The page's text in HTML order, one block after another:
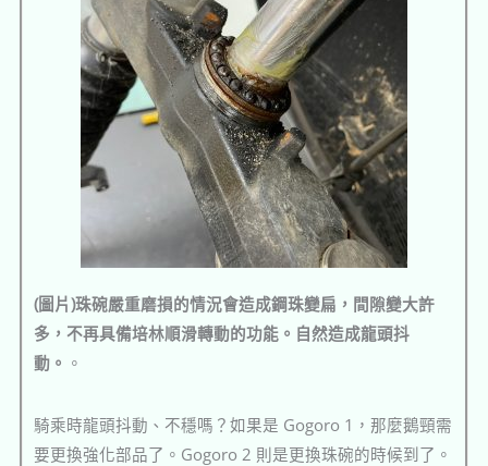
(圖片)珠碗嚴重磨損的情況會造成鋼珠變扁，間隙變大許
多，不再具備培林順滑轉動的功能。自然造成龍頭抖
動。 。
騎乘時龍頭抖動、不穩嗎？如果是 Gogoro 1，那麼鵝頸需
要更換強化部品了。Gogoro 2 則是更換珠碗的時候到了。